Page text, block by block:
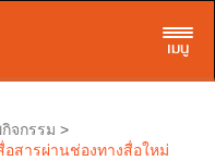
เมนู
จกรรม >
สารผ่านช่องทางสื่อใหม่